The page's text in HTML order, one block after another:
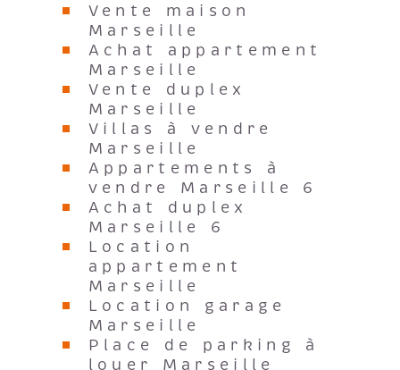
Vente maison
Marseille
Achat appartement
Marseille
Vente duplex
Marseille
Villas à vendre
Marseille
Appartements à
vendre Marseille 6
Achat duplex
Marseille 6
Location
appartement
Marseille
Location garage
Marseille
Place de parking à
louer Marseille